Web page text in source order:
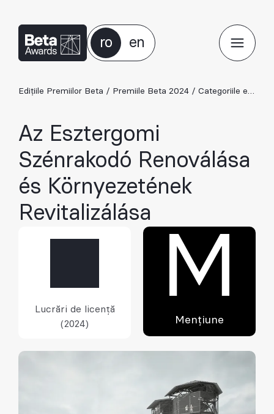
ro en
Edițiile Premiilor Beta / Premiile Beta 2024 / Categoriile ediției 2024
Az Esztergomi
Szénrakodó Renoválása
és Környezetének
Revitalizálása
Lucrări de licență
(2024)
M
Mențiune